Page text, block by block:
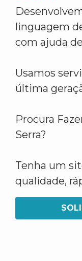
linguagem
com ajuda
Usamos
última
Procura
Serra?
Tenha um
qualidade,